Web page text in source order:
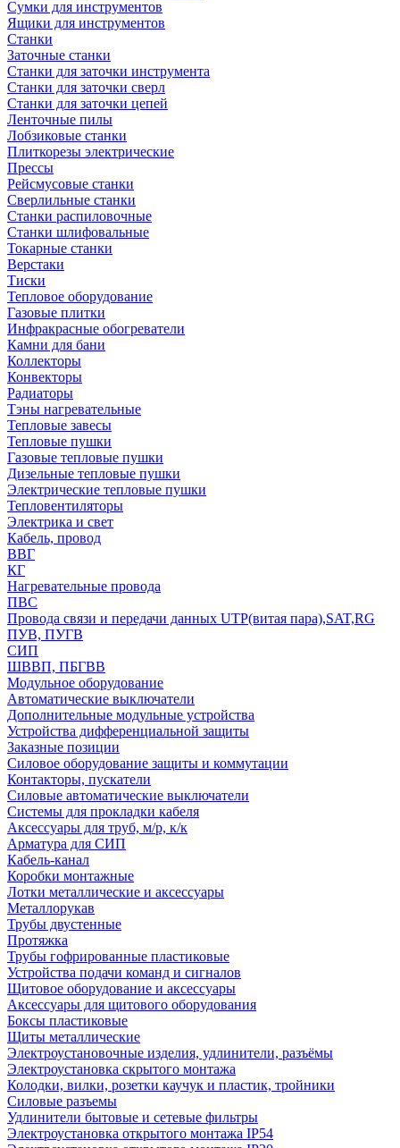
Сумки для инструментов
Ящики для инструментов
Станки
Заточные станки
Станки для заточки инструмента
Станки для заточки сверл
Станки для заточки цепей
Ленточные пилы
Лобзиковые станки
Плиткорезы электрические
Прессы
Рейсмусовые станки
Сверлильные станки
Станки распиловочные
Станки шлифовальные
Токарные станки
Верстаки
Тиски
Тепловое оборудование
Газовые плитки
Инфракрасные обогреватели
Камни для бани
Коллекторы
Конвекторы
Радиаторы
Тэны нагревательные
Тепловые завесы
Тепловые пушки
Газовые тепловые пушки
Дизельные тепловые пушки
Электрические тепловые пушки
Тепловентиляторы
Электрика и свет
Кабель, провод
ВВГ
КГ
Нагревательные провода
ПВС
Провода связи и передачи данных UTP(витая пара),SAT,RG
ПУВ, ПУГВ
СИП
ШВВП, ПБГВВ
Модульное оборудование
Автоматические выключатели
Дополнительные модульные устройства
Устройства дифференциальной защиты
Заказные позиции
Силовое оборудование защиты и коммутации
Контакторы, пускатели
Силовые автоматические выключатели
Системы для прокладки кабеля
Аксессуары для труб, м/р, к/к
Арматура для СИП
Кабель-канал
Коробки монтажные
Лотки металлические и аксессуары
Металлорукав
Трубы двустенные
Протяжка
Трубы гофрированные пластиковые
Устройства подачи команд и сигналов
Щитовое оборудование и аксессуары
Аксессуары для щитового оборудования
Боксы пластиковые
Щиты металлические
Электроустановочные изделия, удлинители, разъёмы
Электроустановка скрытого монтажа
Колодки, вилки, розетки каучук и пластик, тройники
Силовые разъемы
Удлинители бытовые и сетевые фильтры
Электроустановка открытого монтажа IP54